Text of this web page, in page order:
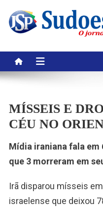
content
MÍSSEIS E
CÉU NO
Mídia iraniana fala em
que 3 morreram em
Irã disparou mísseis
israelense que deixou